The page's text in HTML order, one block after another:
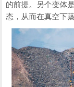
的前提。另个变体
态，从而在真空下